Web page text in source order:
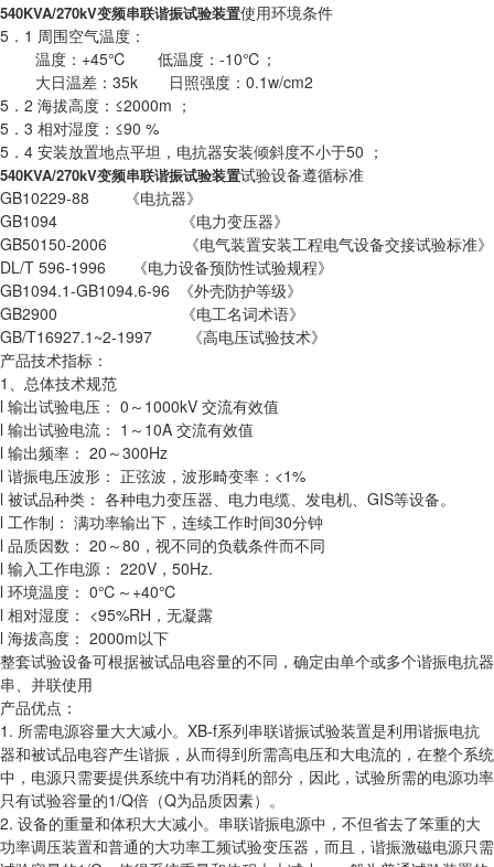
540KVA/270kV变频串联谐振试验装置使用环境条件
5．1 周围空气温度：
温度：+45℃ 低温度：-10℃；
大日温差：35k 日照强度：0.1w/cm2
5．2 海拔高度：≤2000m ；
5．3 相对湿度：≤90 %
5．4 安装放置地点平坦，电抗器安装倾斜度不小于50 ；
540KVA/270kV变频串联谐振试验装置试验设备遵循标准
GB10229-88 《电抗器》
GB1094 《电力变压器》
GB50150-2006 《电气装置安装工程电气设备交接试验标准》
DL/T 596-1996 《电力设备预防性试验规程》
GB1094.1-GB1094.6-96 《外壳防护等级》
GB2900 《电工名词术语》
GB/T16927.1~2-1997 《高电压试验技术》
产品技术指标：
1、总体技术规范
l 输出试验电压： 0～1000kV 交流有效值
l 输出试验电流： 1～10A 交流有效值
l 输出频率： 20～300Hz
l 谐振电压波形： 正弦波，波形畸变率：<1%
l 被试品种类： 各种电力变压器、电力电缆、发电机、GIS等设备。
l 工作制： 满功率输出下，连续工作时间30分钟
l 品质因数： 20～80，视不同的负载条件而不同
l 输入工作电源： 220V，50Hz.
l 环境温度： 0℃～+40℃
l 相对湿度： <95%RH，无凝露
l 海拔高度： 2000m以下
整套试验设备可根据被试品电容量的不同，确定由单个或多个谐振电抗器
串、并联使用
产品优点：
1. 所需电源容量大大减小。XB-f系列串联谐振试验装置是利用谐振电抗
器和被试品电容产生谐振，从而得到所需高电压和大电流的，在整个系统
中，电源只需要提供系统中有功消耗的部分，因此，试验所需的电源功率
只有试验容量的1/Q倍（Q为品质因素）。
2. 设备的重量和体积大大减小。串联谐振电源中，不但省去了笨重的大
功率调压装置和普通的大功率工频试验变压器，而且，谐振激磁电源只需